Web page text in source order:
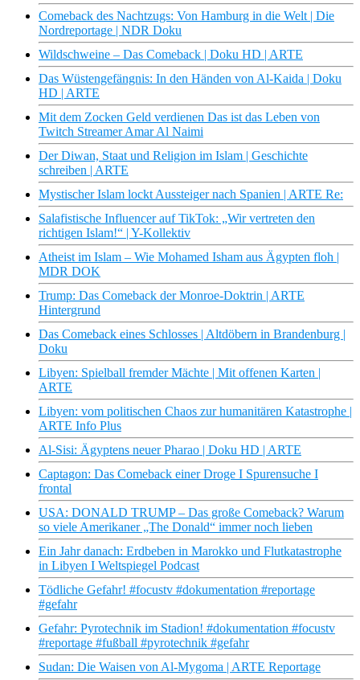
Comeback des Nachtzugs: Von Hamburg in die Welt | Die
Nordreportage | NDR Doku
Wildschweine – Das Comeback | Doku HD | ARTE
Das Wüstengefängnis: In den Händen von Al-Kaida | Doku
HD | ARTE
Mit dem Zocken Geld verdienen Das ist das Leben von
Twitch Streamer Amar Al Naimi
Der Diwan, Staat und Religion im Islam | Geschichte
schreiben | ARTE
Mystischer Islam lockt Aussteiger nach Spanien | ARTE Re:
Salafistische Influencer auf TikTok: „Wir vertreten den
richtigen Islam!“ | Y-Kollektiv
Atheist im Islam – Wie Mohamed Isham aus Ägypten floh |
MDR DOK
Trump: Das Comeback der Monroe-Doktrin | ARTE
Hintergrund
Das Comeback eines Schlosses | Altdöbern in Brandenburg |
Doku
Libyen: Spielball fremder Mächte | Mit offenen Karten |
ARTE
Libyen: vom politischen Chaos zur humanitären Katastrophe |
ARTE Info Plus
Al-Sisi: Ägyptens neuer Pharao | Doku HD | ARTE
Captagon: Das Comeback einer Droge I Spurensuche I
frontal
USA: DONALD TRUMP – Das große Comeback? Warum
so viele Amerikaner „The Donald“ immer noch lieben
Ein Jahr danach: Erdbeben in Marokko und Flutkatastrophe
in Libyen I Weltspiegel Podcast
Tödliche Gefahr! #focustv #dokumentation #reportage
#gefahr
Gefahr: Pyrotechnik im Stadion! #dokumentation #focustv
#reportage #fußball #pyrotechnik #gefahr
Sudan: Die Waisen von Al-Mygoma | ARTE Reportage